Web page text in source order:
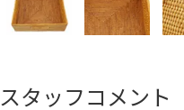
スタッフコメント